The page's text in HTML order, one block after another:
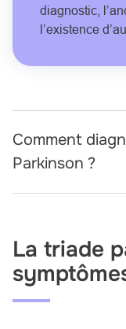
diagnostic,
l’existence
Comment
Parkinson ?
La triade